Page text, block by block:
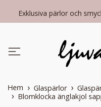
Exklusiva pärlor och
Hem Glaspärlor
Blomklocka änglakjol